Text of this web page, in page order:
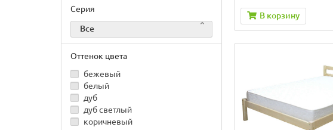
Серия
Все
Оттенок цвета
бежевый
белый
дуб
дуб светлый
коричневый
В корзину